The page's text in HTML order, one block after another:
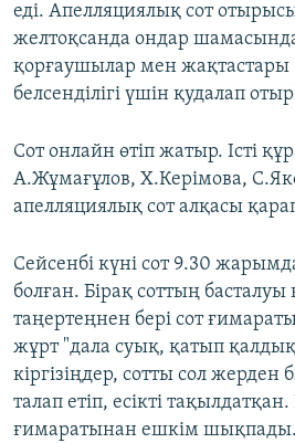
еді. Апелляциялық сот
желтоқсанда ондар
қорғаушылар мен жақтастары
белсенділігі үшін қудалап
Сот онлайн өтіп жатыр. Істі
А.Жұмағұлов, Х.Керімова,
апелляциялық сот алқасы
Сейсенбі күні сот 9.30
болған. Бірақ соттың басталуы
таңертеңнен бері сот
жұрт "дала суық, қатып қалдық,
кіргізіңдер, сотты сол
талап етіп, есікті тақылдатқан.
ғимаратынан ешкім шықпады.